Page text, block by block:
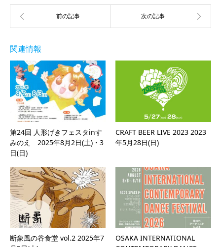
関連情報
第24回 人形げきフェスタinす
みのえ 2025年8月2日(土)・3
日(日)
CRAFT BEER LIVE 2023 2023
年5月28日(日)
断象風の谷食堂 vol.2 2025年7
OSAKA INTERNATIONAL